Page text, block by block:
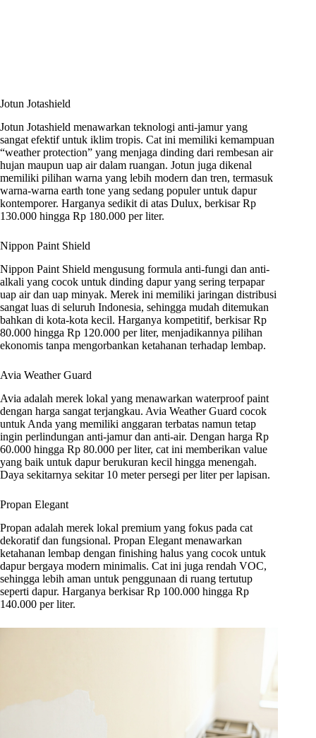
Jotun Jotashield
Jotun Jotashield menawarkan teknologi anti-jamur yang
sangat efektif untuk iklim tropis. Cat ini memiliki kemampuan
“weather protection” yang menjaga dinding dari rembesan air
hujan maupun uap air dalam ruangan. Jotun juga dikenal
memiliki pilihan warna yang lebih modern dan tren, termasuk
warna-warna earth tone yang sedang populer untuk dapur
kontemporer. Harganya sedikit di atas Dulux, berkisar Rp
130.000 hingga Rp 180.000 per liter.
Nippon Paint Shield
Nippon Paint Shield mengusung formula anti-fungi dan anti-
alkali yang cocok untuk dinding dapur yang sering terpapar
uap air dan uap minyak. Merek ini memiliki jaringan distribusi
sangat luas di seluruh Indonesia, sehingga mudah ditemukan
bahkan di kota-kota kecil. Harganya kompetitif, berkisar Rp
80.000 hingga Rp 120.000 per liter, menjadikannya pilihan
ekonomis tanpa mengorbankan ketahanan terhadap lembap.
Avia Weather Guard
Avia adalah merek lokal yang menawarkan waterproof paint
dengan harga sangat terjangkau. Avia Weather Guard cocok
untuk Anda yang memiliki anggaran terbatas namun tetap
ingin perlindungan anti-jamur dan anti-air. Dengan harga Rp
60.000 hingga Rp 80.000 per liter, cat ini memberikan value
yang baik untuk dapur berukuran kecil hingga menengah.
Daya sekitarnya sekitar 10 meter persegi per liter per lapisan.
Propan Elegant
Propan adalah merek lokal premium yang fokus pada cat
dekoratif dan fungsional. Propan Elegant menawarkan
ketahanan lembap dengan finishing halus yang cocok untuk
dapur bergaya modern minimalis. Cat ini juga rendah VOC,
sehingga lebih aman untuk penggunaan di ruang tertutup
seperti dapur. Harganya berkisar Rp 100.000 hingga Rp
140.000 per liter.